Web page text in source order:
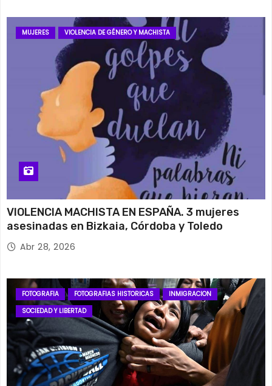
MUJERES VIOLENCIA DE GÉNERO Y MACHISTA
VIOLENCIA MACHISTA EN ESPAÑA. 3 mujeres
asesinadas en Bizkaia, Córdoba y Toledo
Abr 28, 2026
FOTOGRAFIA FOTOGRAFIAS HISTORICAS
INMIGRACION
SOCIEDAD Y LIBERTAD